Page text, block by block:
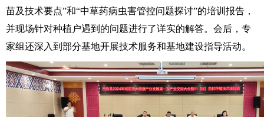
苗及技术要点”和“中草药病虫害管控问题探讨”的培训报告，
并现场针对种植户遇到的问题进行了详实的解答。会后，专
家组还深入到部分基地开展技术服务和基地建设指导活动。